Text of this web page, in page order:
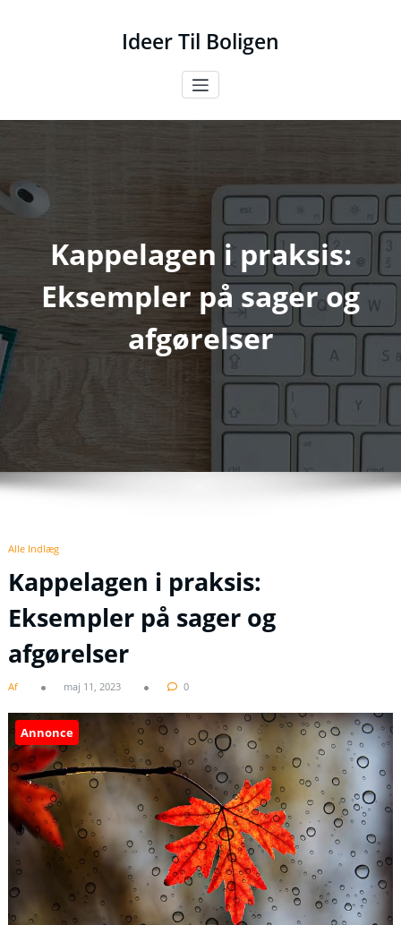
Ideer Til Boligen
Kappelagen i praksis:
Eksempler på sager og
afgørelser
Alle Indlæg
Kappelagen i praksis:
Eksempler på sager og
afgørelser
Af maj 11, 2023 0
Annonce